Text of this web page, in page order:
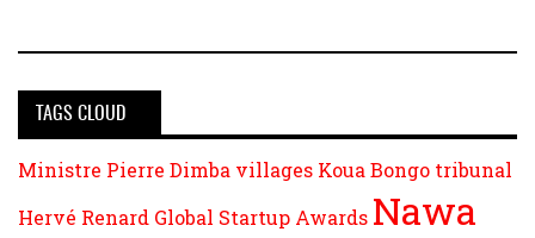
TAGS CLOUD
Ministre Pierre Dimba villages KouaBongo tribunal
Hervé Renard Global Startup Awards Nawa